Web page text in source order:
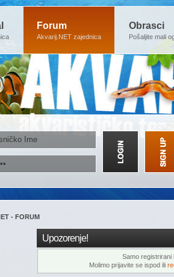
Forum
Akvarij.NET zajednica
Obrasci
Pošaljite mali
- FORUM
Upozorenje!
Samo registrirani
Molimo prijavite se ispod ili